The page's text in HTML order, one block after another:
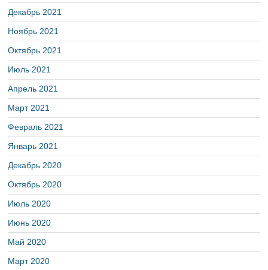
Декабрь 2021
Ноябрь 2021
Октябрь 2021
Июль 2021
Апрель 2021
Март 2021
Февраль 2021
Январь 2021
Декабрь 2020
Октябрь 2020
Июль 2020
Июнь 2020
Май 2020
Март 2020